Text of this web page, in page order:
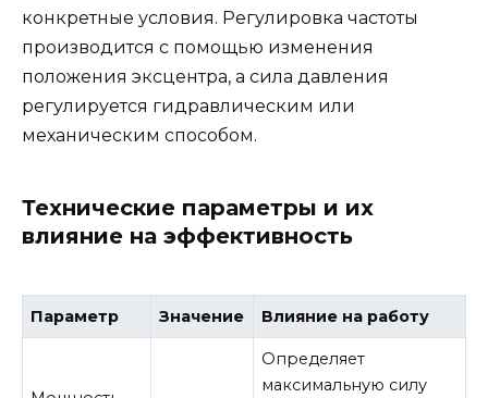
конкретные условия. Регулировка частоты
производится с помощью изменения
положения эксцентра, а сила давления
регулируется гидравлическим или
механическим способом.
Технические параметры и их
влияние на эффективность
Параметр Значение Влияние на работу
Определяет
максимальную силу